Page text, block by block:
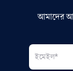
আমাদের